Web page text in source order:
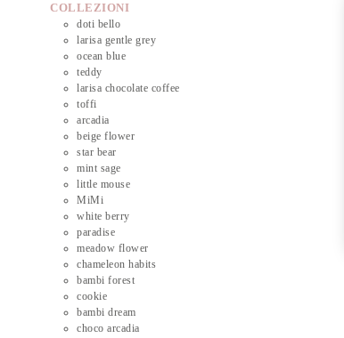
COLLEZIONI
doti bello
larisa gentle grey
ocean blue
teddy
larisa chocolate coffee
toffi
arcadia
beige flower
star bear
mint sage
little mouse
MiMi
white berry
paradise
meadow flower
chameleon habits
bambi forest
cookie
bambi dream
choco arcadia